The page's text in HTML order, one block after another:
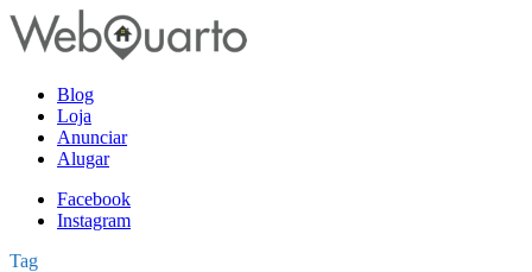
Blog
Loja
Anunciar
Alugar
Facebook
Instagram
Tag